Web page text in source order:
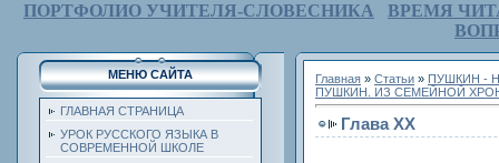
ПОРТФОЛИО УЧИТЕЛЯ-СЛОВЕСНИКА
ВРЕМЯ
МЕНЮ САЙТА
ГЛАВНАЯ СТРАНИЦА
УРОК РУССКОГО ЯЗЫКА В
СОВРЕМЕННОЙ ШКОЛЕ
Главная » Статьи » ПУШКИН -
ПУШКИН. ИЗ СЕМЕЙНОЙ
Глава XX